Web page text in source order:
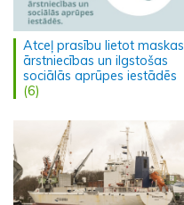
Atceļ prasību lietot maskas
ārstniecības un ilgstošas
sociālās aprūpes iestādēs
(6)